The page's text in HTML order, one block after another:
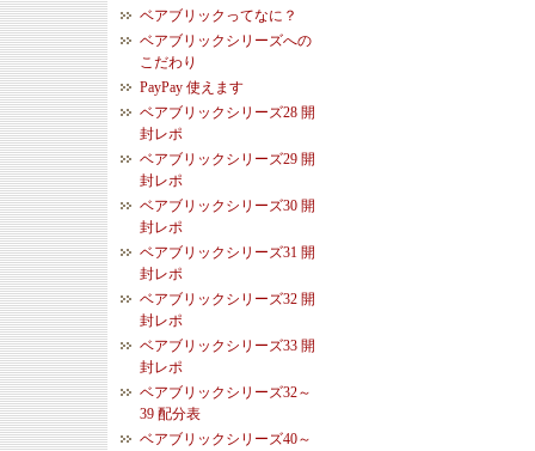
ベアブリックってなに？
ベアブリックシリーズへの
こだわり
PayPay 使えます
ベアブリックシリーズ28 開
封レポ
ベアブリックシリーズ29 開
封レポ
ベアブリックシリーズ30 開
封レポ
ベアブリックシリーズ31 開
封レポ
ベアブリックシリーズ32 開
封レポ
ベアブリックシリーズ33 開
封レポ
ベアブリックシリーズ32～
39 配分表
ベアブリックシリーズ40～